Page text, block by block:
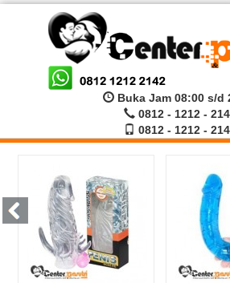
Buka Jam 08:00 s/d
0812 - 1212 -
0812 - 1212 -